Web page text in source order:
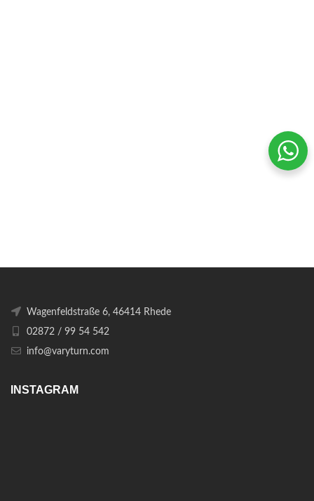
Wagenfeldstraße 6, 46414 Rhede
02872 / 99 54 542
info@varyturn.com
INSTAGRAM